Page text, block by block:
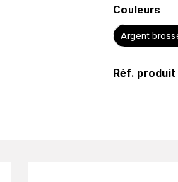
Couleurs
Argent
Réf. produit